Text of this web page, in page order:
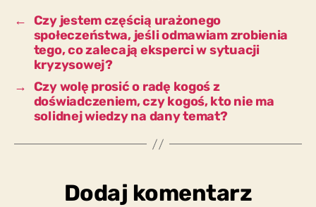
← Czy jestem częścią urażonego
społeczeństwa, jeśli odmawiam zrobienia
tego, co zalecają eksperci w sytuacji
kryzysowej?
→ Czy wolę prosić o radę kogoś z
doświadczeniem, czy kogoś, kto nie ma
solidnej wiedzy na dany temat?
Dodaj komentarz